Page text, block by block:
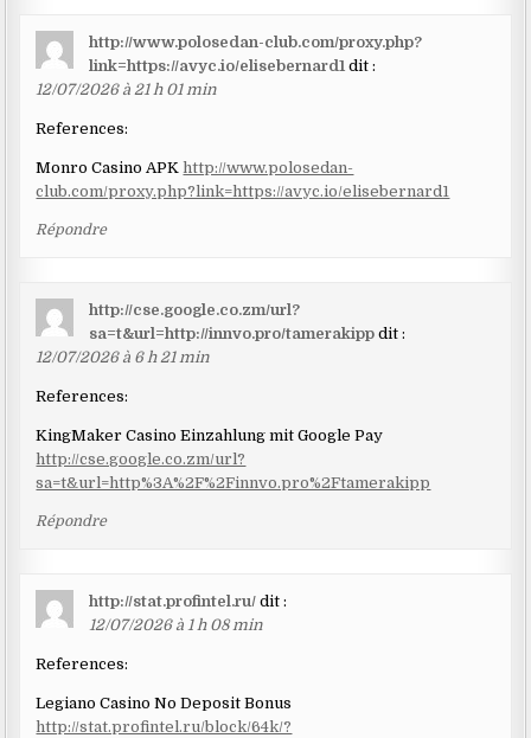
http://www.polosedan-club.com/proxy.php?
link=https://avyc.io/elisebernard1 dit :
12/07/2026 à 21 h 01 min
References:
Monro Casino APKhttp://www.polosedan-
club.com/proxy.php?link=https://avyc.io/elisebernard1
Répondre
http://cse.google.co.zm/url?
sa=t&url=http://innvo.pro/tamerakipp dit :
12/07/2026 à 6 h 21 min
References:
KingMaker Casino Einzahlung mit Google Pay
http://cse.google.co.zm/url?
sa=t&url=http%3A%2F%2Finnvo.pro%2Ftamerakipp
Répondre
http://stat.profintel.ru/ dit :
12/07/2026 à 1 h 08 min
References:
Legiano Casino No Deposit Bonus
http://stat.profintel.ru/block/64k/?